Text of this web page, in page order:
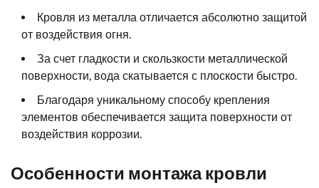
Кровля из металла отличается абсолютно защитой
от воздействия огня.
За счет гладкости и скользкости металлической
поверхности, вода скатывается с плоскости быстро.
Благодаря уникальному способу крепления
элементов обеспечивается защита поверхности от
воздействия коррозии.
Особенности монтажа кровли